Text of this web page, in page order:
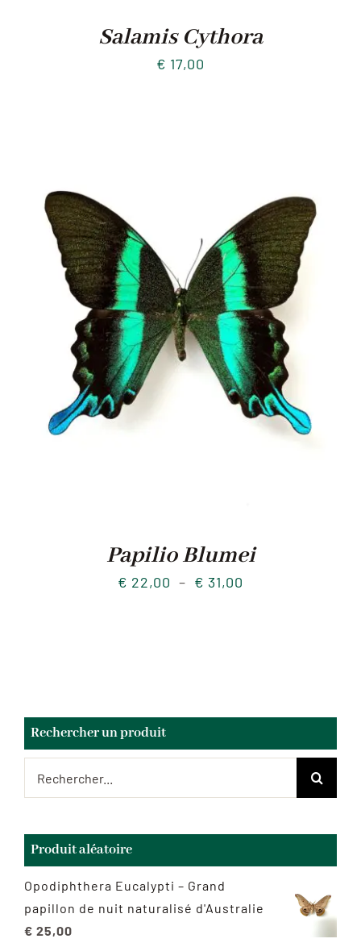
Salamis Cythora
€ 17,00
Papilio Blumei
€ 22,00 – € 31,00
Rechercher un produit
Produit aléatoire
Opodiphthera Eucalypti – Grand
papillon de nuit naturalisé d'Australie
€ 25,00